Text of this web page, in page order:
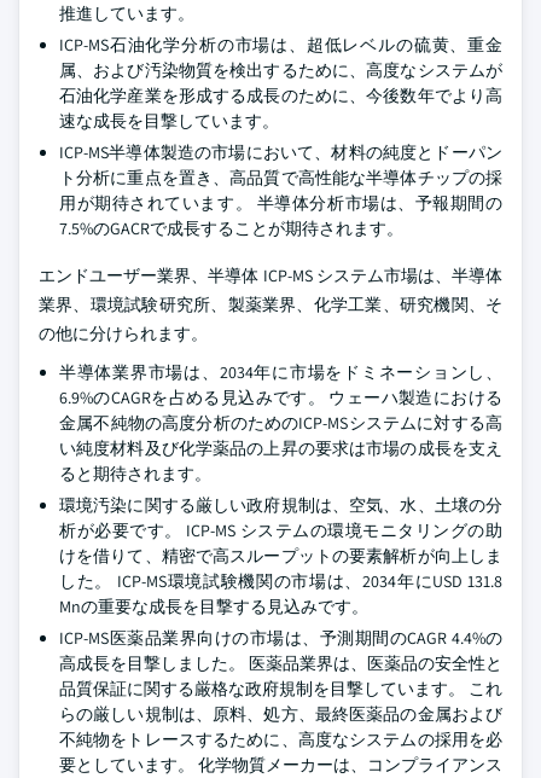
推進しています。
ICP-MS石油化学分析の市場は、超低レベルの硫黄、重金
属、および汚染物質を検出するために、高度なシステムが
石油化学産業を形成する成長のために、今後数年でより高
速な成長を目撃しています。
ICP-MS半導体製造の市場において、材料の純度とドーパン
ト分析に重点を置き、高品質で高性能な半導体チップの採
用が期待されています。 半導体分析市場は、予報期間の
7.5%のGACRで成長することが期待されます。
エンドユーザー業界、半導体 ICP-MS システム市場は、半導体
業界、環境試験研究所、製薬業界、化学工業、研究機関、そ
の他に分けられます。
半導体業界市場は、2034年に市場をドミネーションし、
6.9%のCAGRを占める見込みです。 ウェーハ製造における
金属不純物の高度分析のためのICP-MSシステムに対する高
い純度材料及び化学薬品の上昇の要求は市場の成長を支え
ると期待されます。
環境汚染に関する厳しい政府規制は、空気、水、土壌の分
析が必要です。 ICP-MS システムの環境モニタリングの助
けを借りて、精密で高スループットの要素解析が向上しま
した。 ICP-MS環境試験機関の市場は、2034年にUSD 131.8
Mnの重要な成長を目撃する見込みです。
ICP-MS医薬品業界向けの市場は、予測期間のCAGR 4.4%の
高成長を目撃しました。 医薬品業界は、医薬品の安全性と
品質保証に関する厳格な政府規制を目撃しています。 これ
らの厳しい規制は、原料、処方、最終医薬品の金属および
不純物をトレースするために、高度なシステムの採用を必
要としています。 化学物質メーカーは、コンプライアンス